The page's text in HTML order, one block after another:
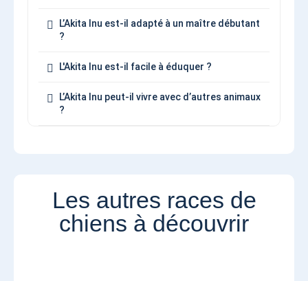
L’Akita Inu est-il adapté à un maître débutant
?
L'Akita Inu est-il facile à éduquer ?
L’Akita Inu peut-il vivre avec d’autres animaux
?
Les autres races de
chiens à découvrir